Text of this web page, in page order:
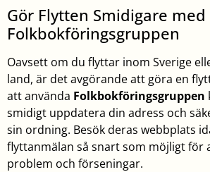
Gör Flytten Smidigare med
Folkbokföringsgruppen
Oavsett om du flyttar inom Sverige
land, är det avgörande att göra en
att använda Folkbokföringsgruppen
smidigt uppdatera din adress och
sin ordning. Besök deras webbplats
flyttanmälan så snart som möjligt för
problem och förseningar.